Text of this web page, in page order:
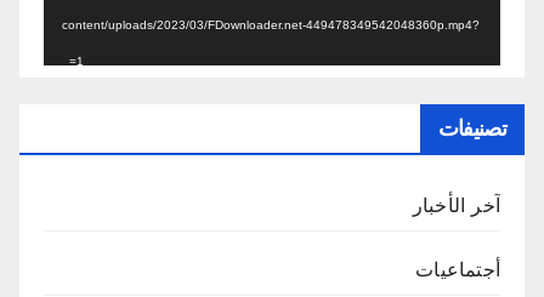
content/uploads/2023/03/FDownloader.net-449478349542048360p.mp4?
_=1
تصنيفات
آخر الأخبار
أجتماعيات